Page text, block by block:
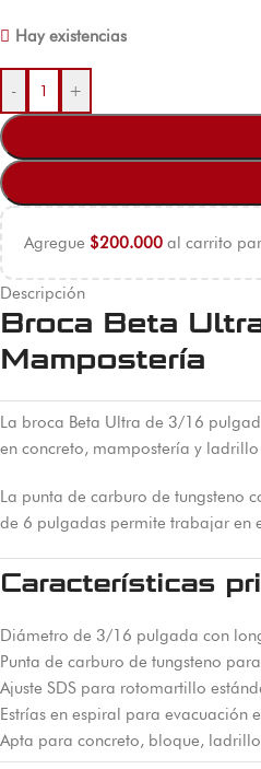
Hay existencias
- +
Agregue $200.000 al carrito
Descripción
Broca Beta
Mampostería
La broca Beta Ultra de 3/16
en concreto, mampostería y
La punta de carburo de tungsteno
de 6 pulgadas permite trabajar en
Características
Diámetro de 3/16 pulgada con
Punta de carburo de tungsteno
Ajuste SDS para rotomartillo
Estrías en espiral para evacuación
Apta para concreto, bloque,